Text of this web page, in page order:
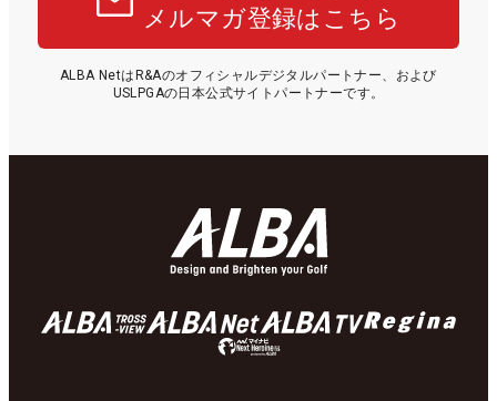
メルマガ登録はこちら
ALBA NetはR&Aのオフィシャルデジタルパートナー、および
USLPGAの日本公式サイトパートナーです。